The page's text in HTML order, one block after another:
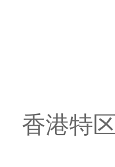
香港特